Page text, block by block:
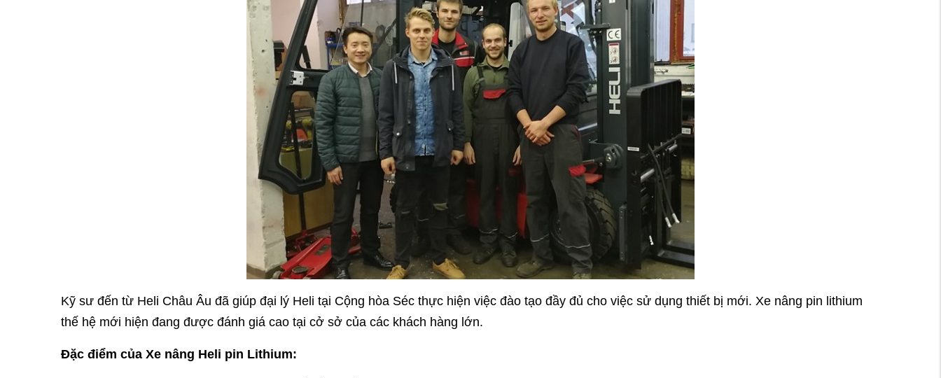
Kỹ sư đến từ Heli Châu Âu đã giúp đại lý Heli tại Cộng hòa Séc thực hiện việc đào tạo đầy đủ cho việc sử dụng thiết bị mới. Xe nâng pin lithium
thế hệ mới hiện đang được đánh giá cao tại cở sở của các khách hàng lớn.
Đặc điểm của Xe nâng Heli pin Lithium: